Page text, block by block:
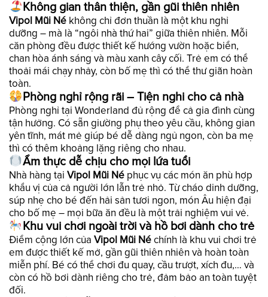
Không gian thân thiện, gần gũi thiên nhiên
Vipol Mũi Né không chỉ đơn thuần là một khu nghỉ
dưỡng – mà là “ngôi nhà thứ hai” giữa thiên nhiên. Mỗi
căn phòng đều được thiết kế hướng vườn hoặc biển,
chan hòa ánh sáng và màu xanh cây cối. Trẻ em có thể
thoải mái chạy nhảy, còn bố mẹ thì có thể thư giãn hoàn
toàn.
Phòng nghỉ rộng rãi – Tiện nghi cho cả nhà
Phòng nghỉ tại Wonderland đủ rộng để cả gia đình cùng
tận hưởng. Có sẵn giường phụ theo yêu cầu, không gian
yên tĩnh, mát mẻ giúp bé dễ dàng ngủ ngon, còn ba mẹ
thì có thêm khoảng lặng riêng cho nhau.
Ẩm thực dễ chịu cho mọi lứa tuổi
Nhà hàng tại Vipol Mũi Né phục vụ các món ăn phù hợp
khẩu vị của cả người lớn lẫn trẻ nhỏ. Từ cháo dinh dưỡng,
súp nhẹ cho bé đến hải sản tươi ngon, món Âu hiện đại
cho bố mẹ – mọi bữa ăn đều là một trải nghiệm vui vẻ.
Khu vui chơi ngoài trời và hồ bơi dành cho trẻ
Điểm cộng lớn của Vipol Mũi Néchính là khu vui chơi trẻ
em được thiết kế mở, gần gũi thiên nhiên và hoàn toàn
miễn phí. Bé có thể chơi đu quay, cầu trượt, xích đu,… và
còn có hồ bơi dành riêng cho trẻ, đảm bảo an toàn tuyệt
đối.